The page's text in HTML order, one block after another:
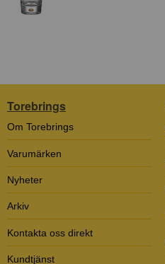
Torebrings
Om Torebrings
Varumärken
Nyheter
Arkiv
Kontakta oss direkt
Kundtjänst